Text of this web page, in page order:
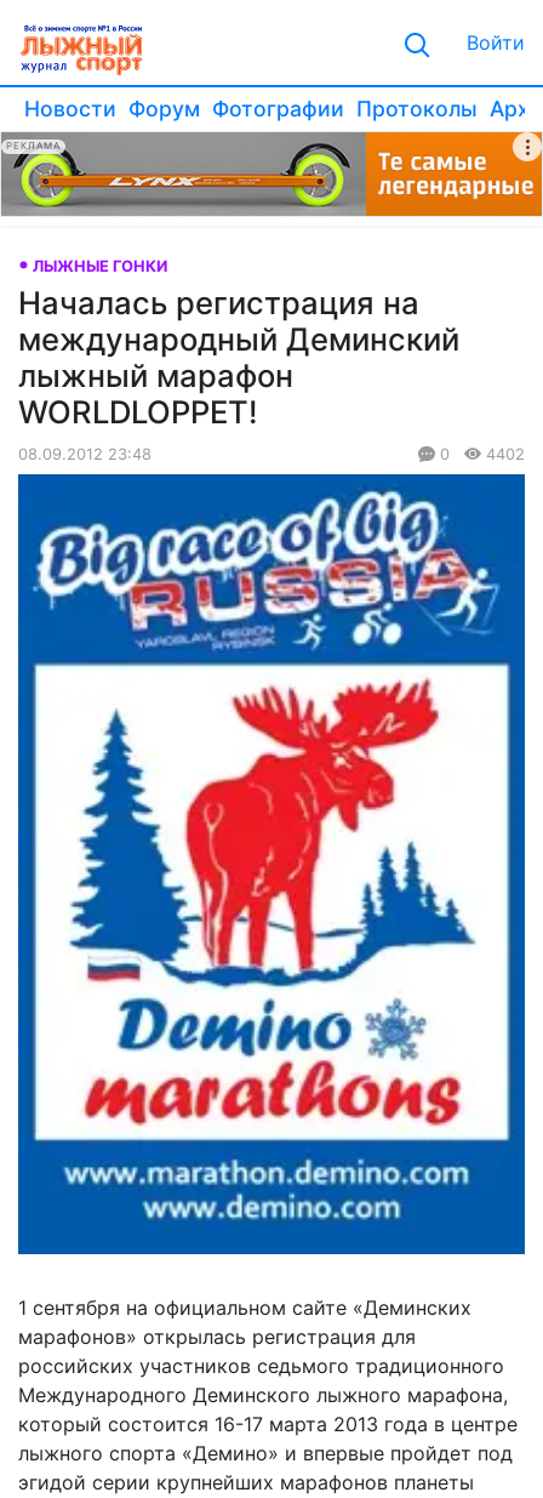
Войти
Новости Форум Фотографии Протоколы
РЕКЛАМА
ЛЫЖНЫЕ ГОНКИ
Началась регистрация на
международный Деминский
лыжный марафон
WORLDLOPPET!
08.09.2012 23:48 0 4402
1 сентября на официальном сайте «Деминских
марафонов» открылась регистрация для
российских участников седьмого традиционного
Международного Деминского лыжного марафона,
который состоится 16-17 марта 2013 года в центре
лыжного спорта «Демино» и впервые пройдет под
эгидой серии крупнейших марафонов планеты